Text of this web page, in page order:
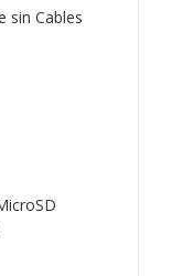
sin Cables